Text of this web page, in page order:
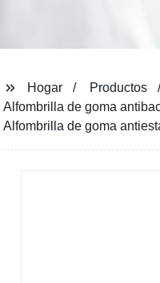
Hogar
Productos
Alfombrilla de goma
Alfombrilla de goma